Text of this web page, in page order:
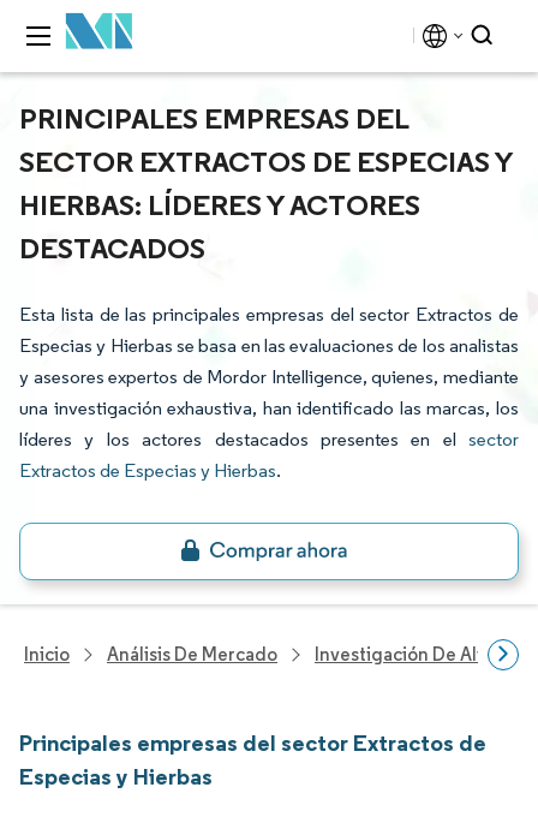
PRINCIPALES EMPRESAS DEL
SECTOR EXTRACTOS DE ESPECIAS Y
HIERBAS: LÍDERES Y ACTORES
DESTACADOS
Esta lista de las principales empresas del sector Extractos de
Especias y Hierbas se basa en las evaluaciones de los analistas
y asesores expertos de Mordor Intelligence, quienes, mediante
una investigación exhaustiva, han identificado las marcas, los
líderes y los actores destacados presentes en el sector
Extractos de Especias y Hierbas.
Inicio Análisis De Mercado Investigación De
Principales empresas del sector Extractos de
Especias y Hierbas